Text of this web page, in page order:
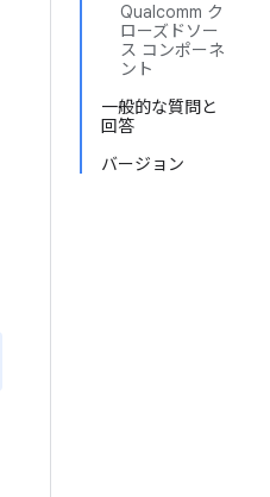
Qualcomm ク
ローズドソー
ス コンポーネ
ント
一般的な質問と
回答
バージョン